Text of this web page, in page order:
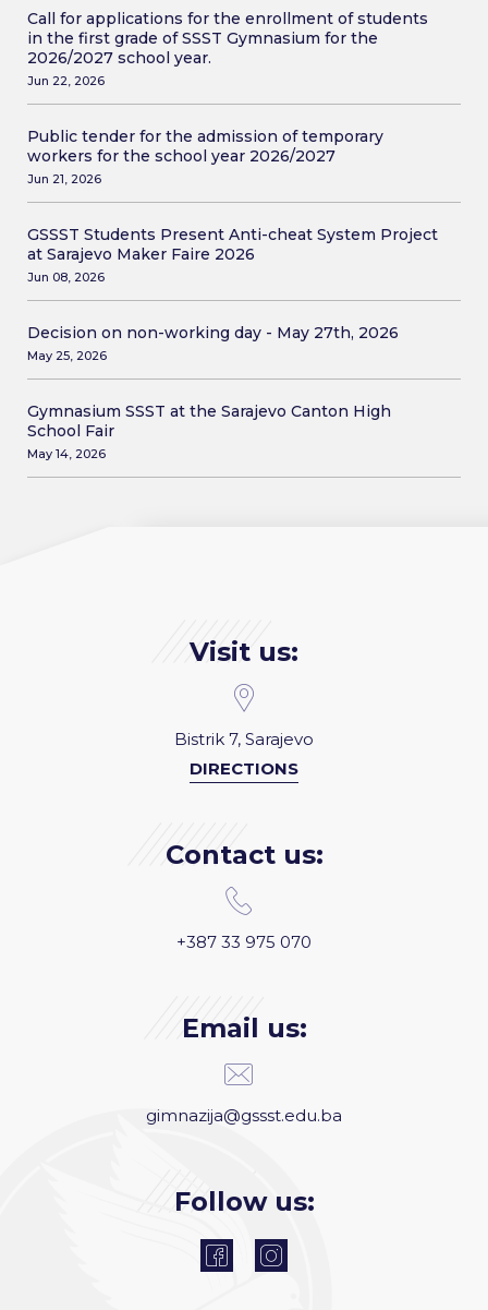
Call for applications for the enrollment of students
in the first grade of SSST Gymnasium for the
2026/2027 school year.
Jun 22, 2026
Public tender for the admission of temporary
workers for the school year 2026/2027
Jun 21, 2026
GSSST Students Present Anti-cheat System Project
at Sarajevo Maker Faire 2026
Jun 08, 2026
Decision on non-working day - May 27th, 2026
May 25, 2026
Gymnasium SSST at the Sarajevo Canton High
School Fair
May 14, 2026
Visit us:
Bistrik 7, Sarajevo
DIRECTIONS
Contact us:
+387 33 975 070
Email us:
gimnazija@gssst.edu.ba
Follow us: